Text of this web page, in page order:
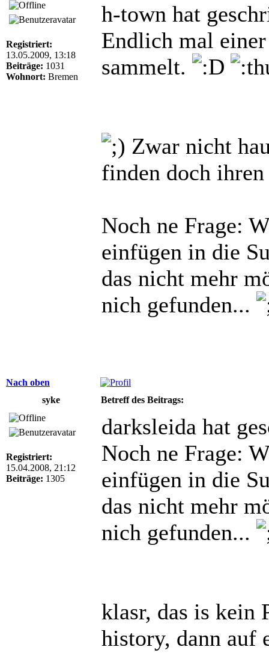
Registriert:
13.05.2009, 13:18
Beiträge: 1031
Wohnort: Bremen
h-town hat
Endlich mal
sammelt.
Zwar nicht
finden doch
Noch ne Frage:
einfügen in die
das nicht mehr
nich gefunden...
Nach oben
syke
Betreff des Beitrags:
Registriert:
15.04.2008, 21:12
Beiträge: 1305
darksleida hat
Noch ne Frage:
einfügen in die
das nicht mehr
nich gefunden...
klasr, das is kein
history, dann auf